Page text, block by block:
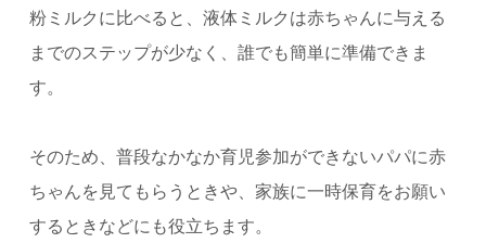
粉ミルクに比べると、液体ミルクは赤ちゃんに与える
までのステップが少なく、誰でも簡単に準備できま
す。
そのため、普段なかなか育児参加ができないパパに赤
ちゃんを見てもらうときや、家族に一時保育をお願い
するときなどにも役立ちます。